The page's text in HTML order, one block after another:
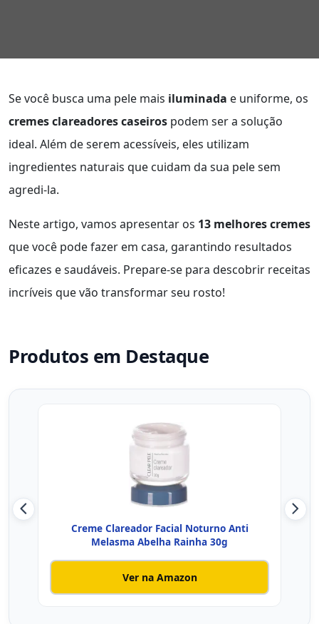
Se você busca uma pele mais iluminada e uniforme, os
cremes clareadores caseiros podem ser a solução
ideal. Além de serem acessíveis, eles utilizam
ingredientes naturais que cuidam da sua pele sem
agredi-la.
Neste artigo, vamos apresentar os 13 melhores cremes
que você pode fazer em casa, garantindo resultados
eficazes e saudáveis. Prepare-se para descobrir receitas
incríveis que vão transformar seu rosto!
Produtos em Destaque
Creme Clareador Facial Noturno Anti
Melasma Abelha Rainha 30g
Ver na Amazon